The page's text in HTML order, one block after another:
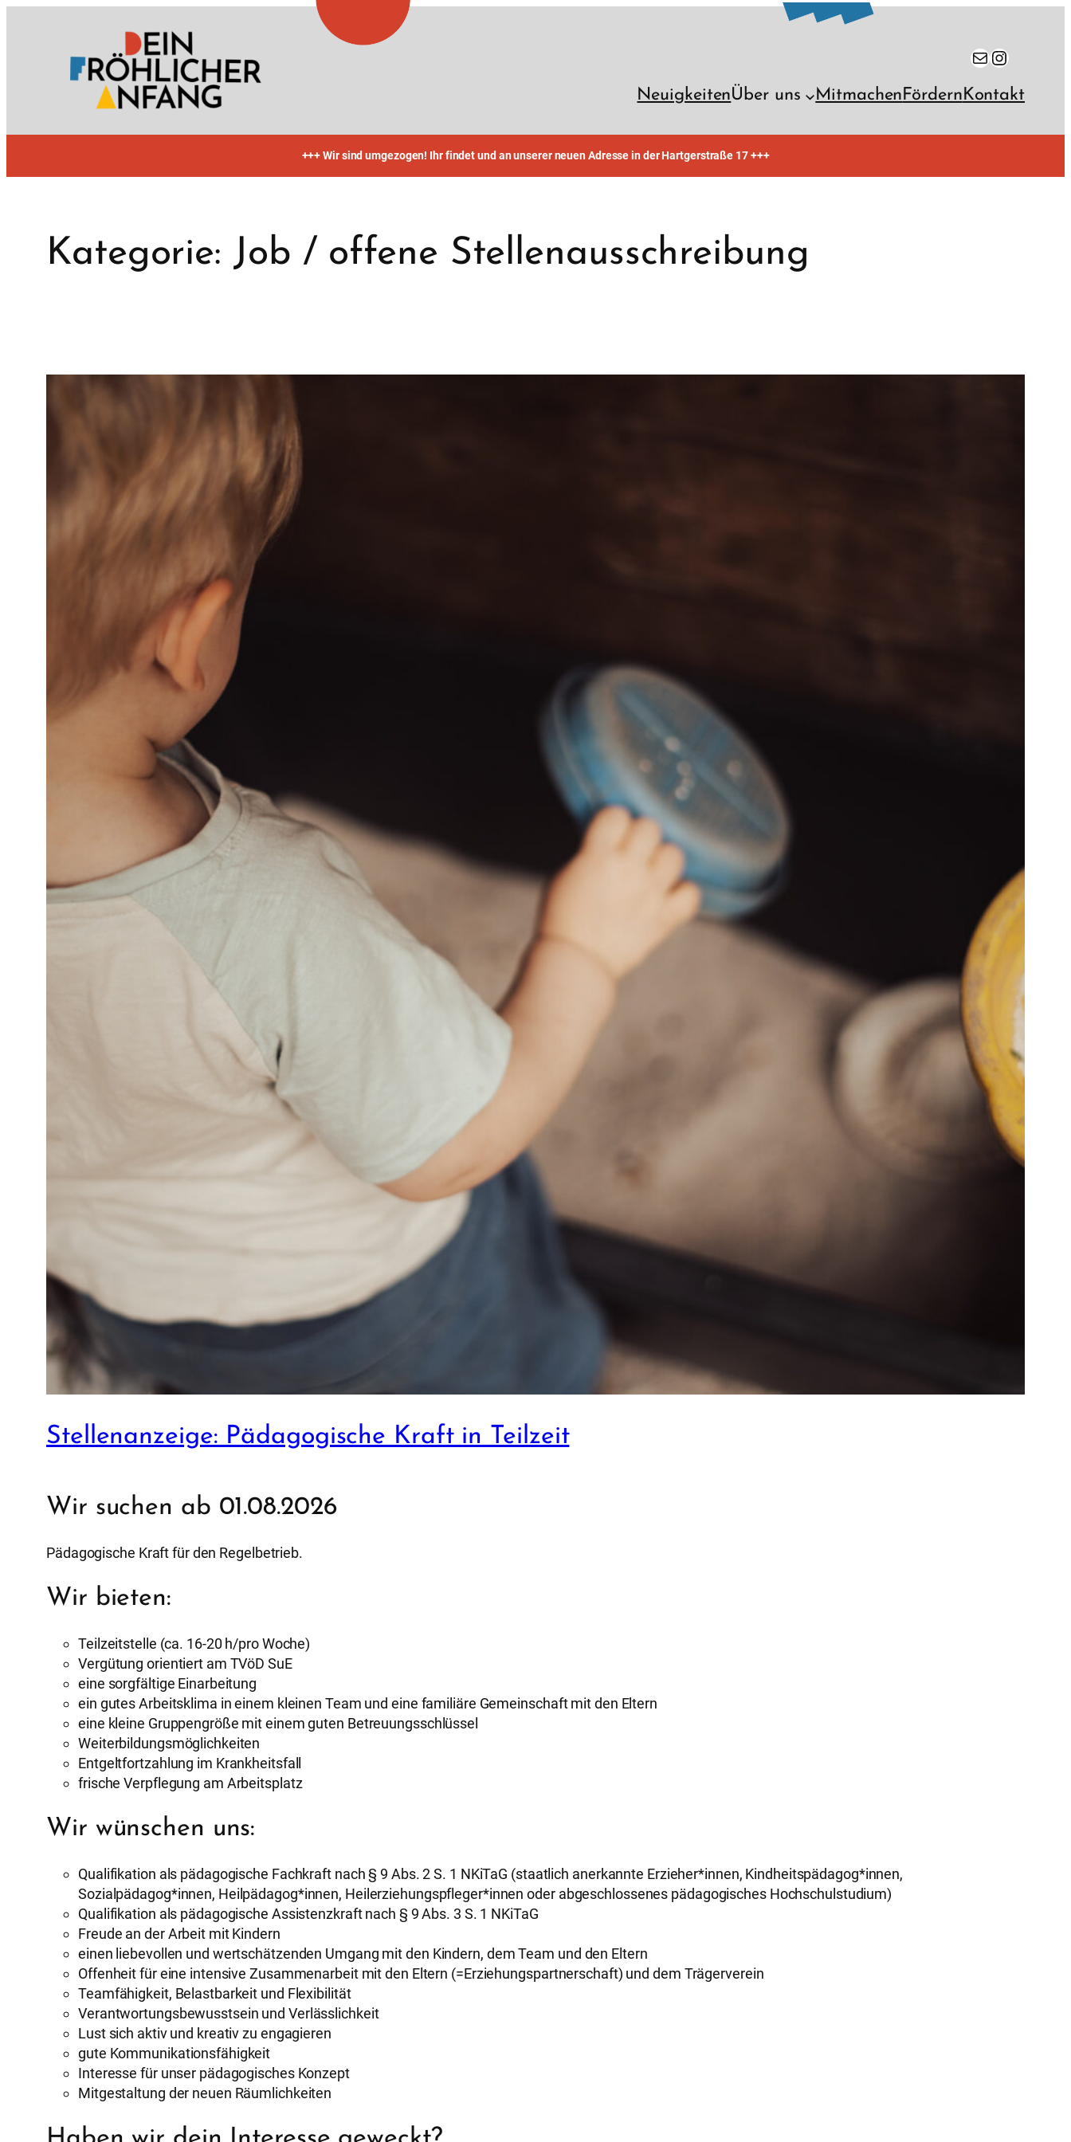
springen
E-Mail
NeuigkeitenÜber uns MitmachenFördernKontakt
+++ Wir sind umgezogen! Ihr findet und an unserer neuen Adresse in der Hartgerstraße 17 +++
Kategorie: Job / offene Stellenausschreibung
Stellenanzeige: Pädagogische Kraft in Teilzeit
Wir suchen ab 01.08.2026
Pädagogische Kraft für den Regelbetrieb.
Wir bieten:
Teilzeitstelle (ca. 16-20 h/pro Woche)
Vergütung orientiert am TVöD SuE
eine sorgfältige Einarbeitung
ein gutes Arbeitsklima in einem kleinen Team und eine familiäre Gemeinschaft mit den Eltern
eine kleine Gruppengröße mit einem guten Betreuungsschlüssel
Weiterbildungsmöglichkeiten
Entgeltfortzahlung im Krankheitsfall
frische Verpflegung am Arbeitsplatz
Wir wünschen uns:
Qualifikation als pädagogische Fachkraft nach § 9 Abs. 2 S. 1 NKiTaG (staatlich anerkannte Erzieher*innen, Kindheitspädagog*innen,
Sozialpädagog*innen, Heilpädagog*innen, Heilerziehungspfleger*innen oder abgeschlossenes pädagogisches Hochschulstudium)
Qualifikation als pädagogische Assistenzkraft nach § 9 Abs. 3 S. 1 NKiTaG
Freude an der Arbeit mit Kindern
einen liebevollen und wertschätzenden Umgang mit den Kindern, dem Team und den Eltern
Offenheit für eine intensive Zusammenarbeit mit den Eltern (=Erziehungspartnerschaft) und dem Trägerverein
Teamfähigkeit, Belastbarkeit und Flexibilität
Verantwortungsbewusstsein und Verlässlichkeit
Lust sich aktiv und kreativ zu engagieren
gute Kommunikationsfähigkeit
Interesse für unser pädagogisches Konzept
Mitgestaltung der neuen Räumlichkeiten